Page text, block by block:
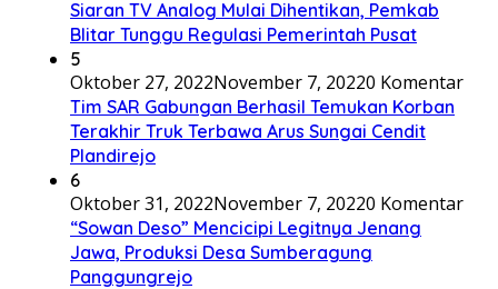
Siaran TV Analog Mulai Dihentikan, Pemkab
Blitar Tunggu Regulasi Pemerintah Pusat
5
Oktober 27, 2022November 7, 20220 Komentar
Tim SAR Gabungan Berhasil Temukan Korban
Terakhir Truk Terbawa Arus Sungai Cendit
Plandirejo
6
Oktober 31, 2022November 7, 20220 Komentar
“Sowan Deso” Mencicipi Legitnya Jenang
Jawa, Produksi Desa Sumberagung
Panggungrejo